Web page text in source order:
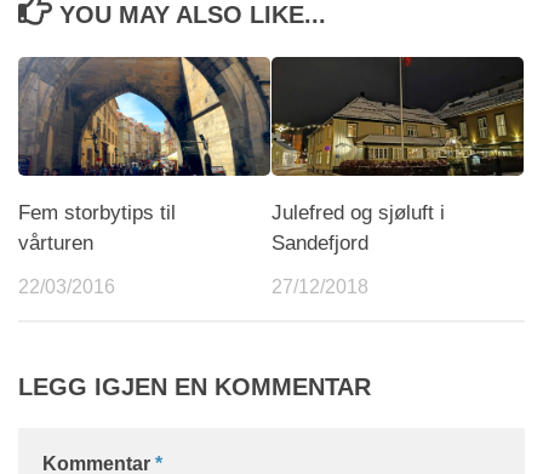
YOU MAY ALSO LIKE...
Fem storbytips til
vårturen
22/03/2016
Julefred og sjøluft i
Sandefjord
27/12/2018
LEGG IGJEN EN KOMMENTAR
Kommentar *